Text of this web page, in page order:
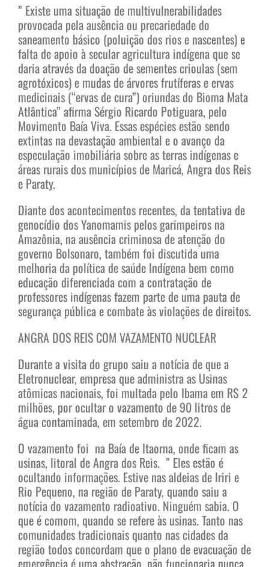
” Existe uma situação de multivulnerabilidades
provocada pela ausência ou precariedade do
saneamento básico (poluição dos rios e nascentes) e
falta de apoio à secular agricultura indígena que se
daria através da doação de sementes crioulas (sem
agrotóxicos) e mudas de árvores frutíferas e ervas
medicinais (“ervas de cura”) oriundas do Bioma Mata
Atlântica” afirma Sérgio Ricardo Potiguara, pelo
Movimento Baía Viva. Essas espécies estão sendo
extintas na devastação ambiental e o avanço da
especulação imobiliária sobre as terras indígenas e
áreas rurais dos municípios de Maricá, Angra dos Reis
e Paraty.
Diante dos acontecimentos recentes, da tentativa de
genocídio dos Yanomamis pelos garimpeiros na
Amazônia, na ausência criminosa de atenção do
governo Bolsonaro, também foi discutida uma
melhoria da política de saúde Indígena bem como
educação diferenciada com a contratação de
professores indígenas fazem parte de uma pauta de
segurança pública e combate às violações de direitos.
ANGRA DOS REIS COM VAZAMENTO NUCLEAR
Durante a visita do grupo saiu a notícia de que a
Eletronuclear, empresa que administra as Usinas
atômicas nacionais, foi multada pelo Ibama em R$ 2
milhões, por ocultar o vazamento de 90 litros de
água contaminada, em setembro de 2022.
O vazamento foi na Baía de Itaorna, onde ficam as
usinas, litoral de Angra dos Reis. ” Eles estão é
ocultando informações. Estive nas aldeias de Iriri e
Rio Pequeno, na região de Paraty, quando saiu a
notícia do vazamento radioativo. Ninguém sabia. O
que é comom, quando se refere às usinas. Tanto nas
comunidades tradicionais quanto nas cidades da
região todos concordam que o plano de evacuação de
emergência é uma abstração, não funcionaria nunca.